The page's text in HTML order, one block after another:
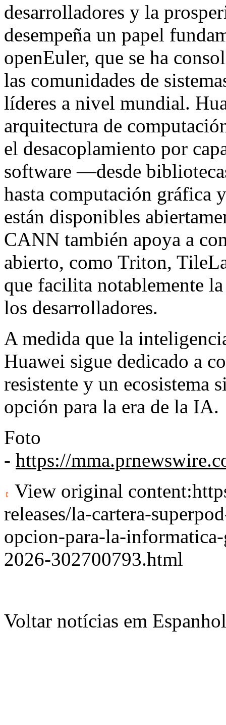
desarrolladores y la
desempeña un papel
openEuler, que se ha
las comunidades de
líderes a nivel mundial.
arquitectura de
el desacoplamiento por
software —desde
hasta computación gráfica
están disponibles
CANN también apoya a
abierto, como Triton,
que facilita notablemente
los desarrolladores.
A medida que la
Huawei sigue dedicado a
resistente y un ecosistema
opción para la era de la IA.
Foto
- https://
View original content:
releases/la-cartera-
opcion-para-la-
2026-302700793.html
Voltar notícias em Espanhol